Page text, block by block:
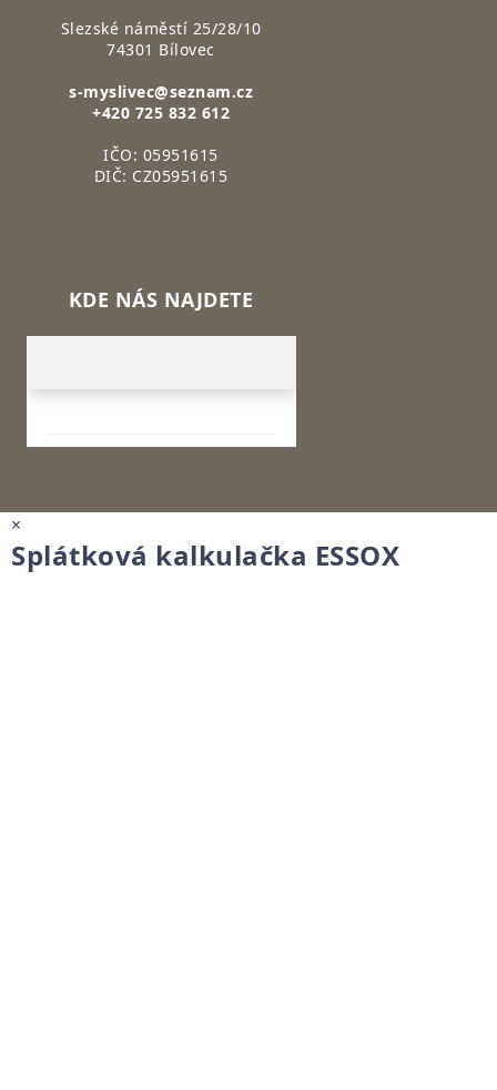
Slezské náměstí 25/28/10
74301 Bílovec
s-myslivec@seznam.cz
+420 725 832 612
IČO: 05951615
DIČ: CZ05951615
KDE NÁS NAJDETE
×
Splátková kalkulačka ESSOX